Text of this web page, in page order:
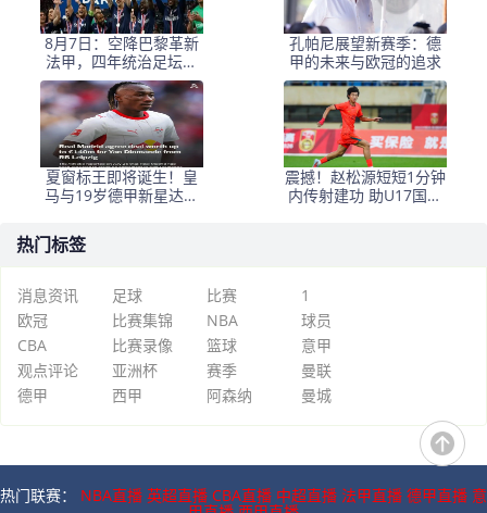
8月7日：空降巴黎革新
法甲，四年统治足坛，
伊布来时为王去时成传
奇
孔帕尼展望新赛季：德
甲的未来与欧冠的追求
夏窗标王即将诞生！皇
马与19岁德甲新星达成
震撼！赵松源短短1分钟
内传射建功 助U17国足
热门标签
消息资讯 足球 比赛
1
欧冠
比赛集锦 NBA
球员
CBA
比赛录像 篮球
意甲
观点评论
亚洲杯 赛季
曼联
德甲
西甲 阿森纳 曼城
热门联赛： NBA直播 英超直播 CBA直播 中超直播 法甲直播 德甲直播 意